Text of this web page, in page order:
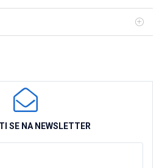
SE NA NEWSLETTER